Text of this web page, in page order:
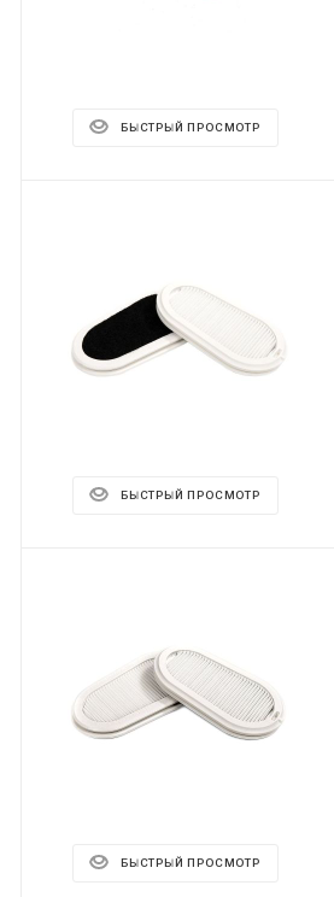
БЫСТРЫЙ ПРОСМОТР
БЫСТРЫЙ ПРОСМОТР
БЫСТРЫЙ ПРОСМОТР